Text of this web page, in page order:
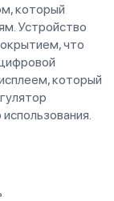
который
Устройство
что
который